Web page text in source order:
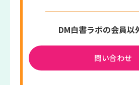
DM白書ラボの会員以
問い合わせ